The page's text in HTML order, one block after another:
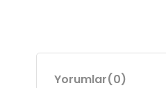
Yorumlar(0)